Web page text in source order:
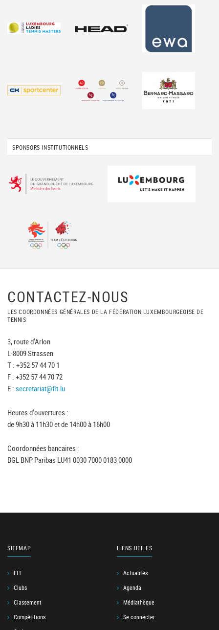
SPONSORS INSTITUTIONNELS
CONTACTEZ-NOUS
LES COORDONNÉES GÉNÉRALES DE LA FÉDÉRATION LUXEMBOURGEOISE DE
TENNIS
3, route d'Arlon
L-8009 Strassen
T : +352 57 44 70 1
F : +352 57 44 70 72
E : secretariat@flt.lu
Heures d'ouvertures :
de 9h30 à 11h30 et de 14h00 à 16h00
Coordonnées bancaires :
BGL BNP Paribas LU41 0030 7000 0183 0000
SITEMAP
FLT
Clubs
Classement
Compétitions
LIENS UTILES
Actualités
Agenda
Médiathèque
Se connecter